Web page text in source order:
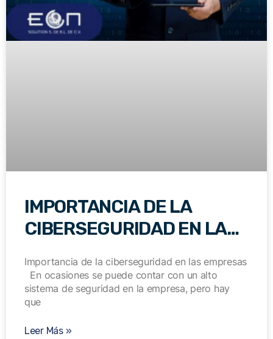
IMPORTANCIA DE LA
CIBERSEGURIDAD EN LAS
Importancia de la ciberseguridad en las empresas
En ocasiones se puede contar con un alto
sistema de seguridad en la empresa, pero hay
que
Leer Más »